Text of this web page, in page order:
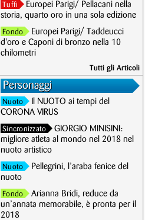
Tuffi
Europei Parigi/ Pellacani nella
storia, quarto oro in una sola edizione
Fondo
Europei Parigi/ Taddeucci
d'oro e Caponi di bronzo nella 10
chilometri
Tutti gli Articoli
Personaggi
Nuoto
Il NUOTO ai tempi del
CORONA VIRUS
Sincronizzato
GIORGIO MINISINI:
migliore atleta al mondo nel 2018 nel
nuoto artistico
Nuoto
Pellegrini, l’araba fenice del
nuoto
Fondo
Arianna Bridi, reduce da
un’annata memorabile, è pronta per il
2018